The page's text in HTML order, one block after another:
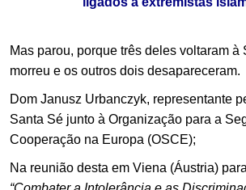
Mas parou, porque três deles voltaram à
morreu e os outros dois desapareceram.
Dom Janusz Urbanczyk, representante
Santa Sé junto à Organização para a
Cooperação na Europa (OSCE);
Na reunião desta em Viena (Áustria)